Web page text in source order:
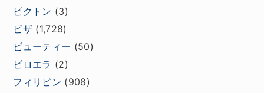
ピクトン (3)
ビザ (1,728)
ビューティー (50)
ビロエラ (2)
フィリピン (908)